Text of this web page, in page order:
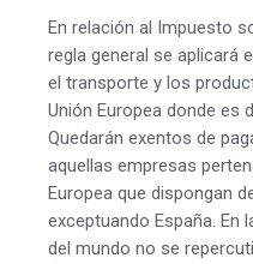
En relación al Impuesto
regla general se aplicará
el transporte y los
Unión Europea donde es
Quedarán exentos de
aquellas empresas
Europea que dispongan
exceptuando España. En
del mundo no se